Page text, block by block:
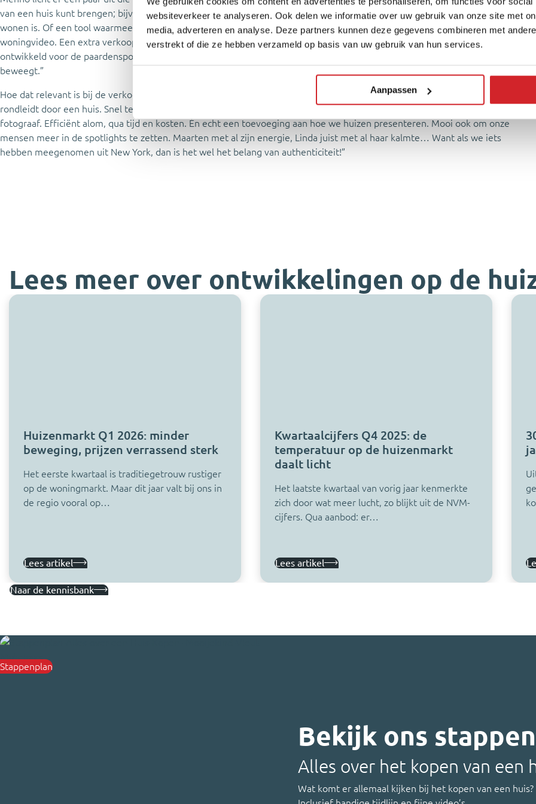
websiteverkeer te analyseren. Ook delen we informatie over uw gebruik van onze site met
media, adverteren en analyse. Deze partners kunnen deze gegevens combineren met
verstrekt of die ze hebben verzameld op basis van uw gebruik van hun services.
Aanpassen
van een huis kunt brengen; bijvoorbeeld door lichtinval te simuleren. Zo kun je je als koper beter voorstellen hoe het er
wonen is. Of een tool waarmee je mid-winter toch iemand over het de Amstel of het Spaarne kunt laten suppen in een
woningvideo. Een extra verkoopargument! Ook mooi: een video-AI Agent die jouw bewegingen volgt. Eigenlijk
ontwikkeld voor de paardensport. Je zet een statief neer, telefoon erop en de tool volgt jou terwijl je door een ruimte
beweegt.”
Hoe dat relevant is bij de verkoop van een huis? Bas ziet het al voor zich: “Heel persoonlijke video’s waarmee je de kijker
rondleidt door een huis. Snel te maken, zonder dat je de agenda van de makelaar hoeft te matchen met die van de
fotograaf. Efficiënt alom, qua tijd en kosten. Én echt een toevoeging aan hoe we huizen presenteren. Mooi ook om onze
mensen meer in de spotlights te zetten. Maarten met al zijn energie, Linda juist met al haar kalmte… Want als we iets
hebben meegenomen uit New York, dan is het wel het belang van authenticiteit!”
Lees meer over ontwikkelingen op de
Huizenmarkt Q1 2026: minder
beweging, prijzen verrassend sterk
Het eerste kwartaal is traditiegetrouw rustiger
op de woningmarkt. Maar dit jaar valt bij ons in
de regio vooral op…
Lees artikel
Kwartaalcijfers Q4 2025: de
temperatuur op de huizenmarkt
daalt licht
Het laatste kwartaal van vorig jaar kenmerkte
zich door wat meer lucht, zo blijkt uit de NVM-
cijfers. Qua aanbod: er…
Lees artikel
Naar de kennisbank
Stappenplan
Bekijk ons
Alles over het kopen van een
Wat komt er allemaal kijken bij het kopen van een